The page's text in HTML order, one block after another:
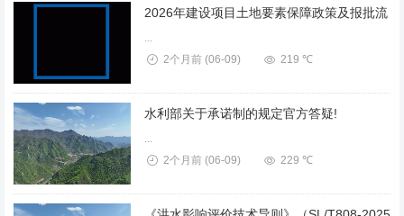
2个月前 (06-09) 219 ℃
水利部关于承诺制的规定官方答疑!
2个月前 (06-09) 229 ℃